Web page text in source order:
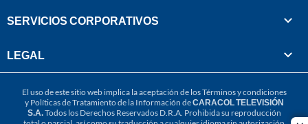
SERVICIOS CORPORATIVOS
LEGAL
El uso de este sitio web implica la aceptación de losTérminos y condiciones
y Políticas de Tratamiento de la Información deCARACOL TELEVISIÓN
S.A.Todos los Derechos Reservados D.R.A. Prohibida su reproducción